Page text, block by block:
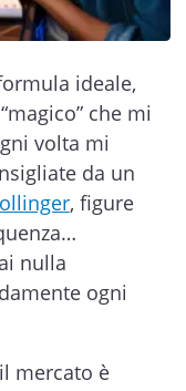
ideale,
che mi
volta mi
da un
, figure
nulla
ogni
mercato è